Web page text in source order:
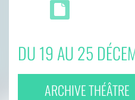
DU 19 AU 25
ARCHIVE THÉÂTRE